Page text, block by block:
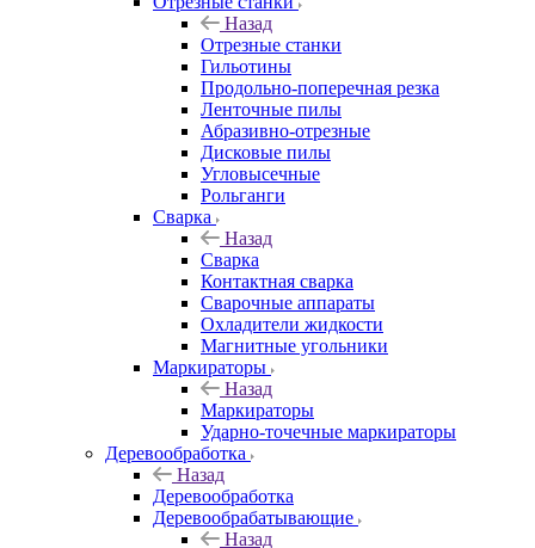
Назад
Отрезные станки
Гильотины
Продольно-поперечная резка
Ленточные пилы
Абразивно-отрезные
Дисковые пилы
Угловысечные
Рольганги
Сварка
Назад
Сварка
Контактная сварка
Сварочные аппараты
Охладители жидкости
Магнитные угольники
Маркираторы
Назад
Маркираторы
Ударно-точечные маркираторы
Деревообработка
Назад
Деревообработка
Деревообрабатывающие
Назад